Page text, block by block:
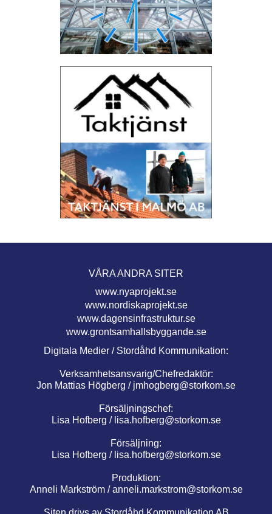
VÅRA ANDRA SITER
www.nyaprojekt.se
www.nordiskaprojekt.se
www.dagensinfrastruktur.se
www.grontsamhallsbyggande.se
Digitala Medier / Stordåhd Kommunikation:
Verksamhetsansvarig/Chefredaktör:
Jon Mattias Högberg / jmhogberg@storkom.se
Försäljningschef:
Lisa Hofberg / lisa.hofberg@storkom.se
Försäljning:
Lisa Hofberg / lisa.hofberg@storkom.se
Produktion:
Anneli Markström /anneli.markstrom@storkom.se